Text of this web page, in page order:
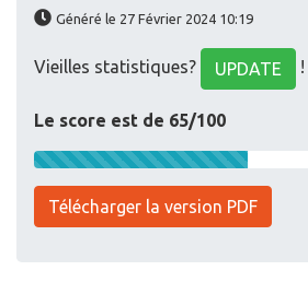
Généré le 27 Février 2024 10:19
Vieilles statistiques? UPDATE !
Le score est de 65/100
Télécharger la version PDF